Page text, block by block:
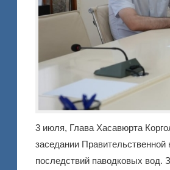
3 июля, Глава Хасавюрта
заседании
последствий паводковых вод.